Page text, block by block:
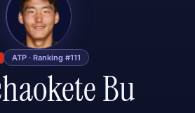
YB
ATP · Ranking #111
Bu